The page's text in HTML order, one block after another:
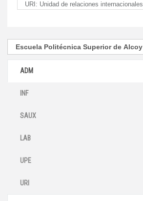
URI: Unidad de relaciones internacionales
ADM
INF
SAUX
LAB
UPE
URI